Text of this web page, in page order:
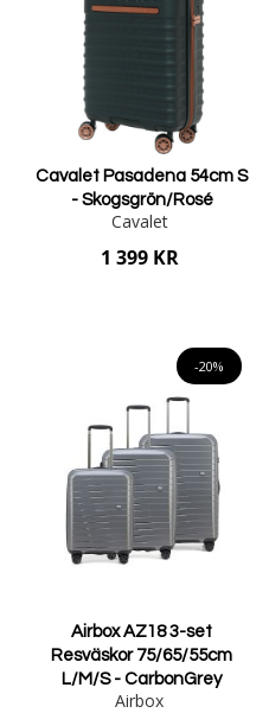
Cavalet Pasadena 54cm S
- Skogsgrön/Rosé
Cavalet
1 399 KR
-20%
Airbox AZ18 3-set
Resväskor 75/65/55cm
L/M/S - CarbonGrey
Airbox